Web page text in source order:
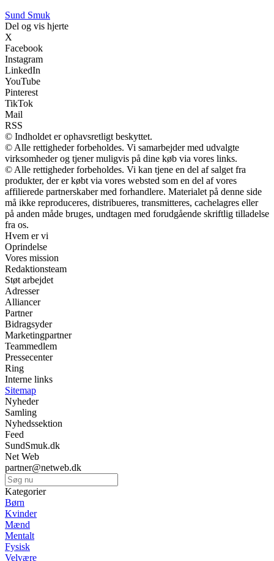
Sund Smuk
Del og vis hjerte
X
Facebook
Instagram
LinkedIn
YouTube
Pinterest
TikTok
Mail
RSS
© Indholdet er ophavsretligt beskyttet.
© Alle rettigheder forbeholdes. Vi samarbejder med udvalgte
virksomheder og tjener muligvis på dine køb via vores links.
© Alle rettigheder forbeholdes. Vi kan tjene en del af salget fra
produkter, der er købt via vores websted som en del af vores
affilierede partnerskaber med forhandlere. Materialet på denne side
må ikke reproduceres, distribueres, transmitteres, cachelagres eller
på anden måde bruges, undtagen med forudgående skriftlig tilladelse
fra os.
Hvem er vi
Oprindelse
Vores mission
Redaktionsteam
Støt arbejdet
Adresser
Alliancer
Partner
Bidragsyder
Marketingpartner
Teammedlem
Pressecenter
Ring
Interne links
Sitemap
Nyheder
Samling
Nyhedssektion
Feed
SundSmuk.dk
Net Web
partner@netweb.dk
Kategorier
Børn
Kvinder
Mænd
Mentalt
Fysisk
Velvære